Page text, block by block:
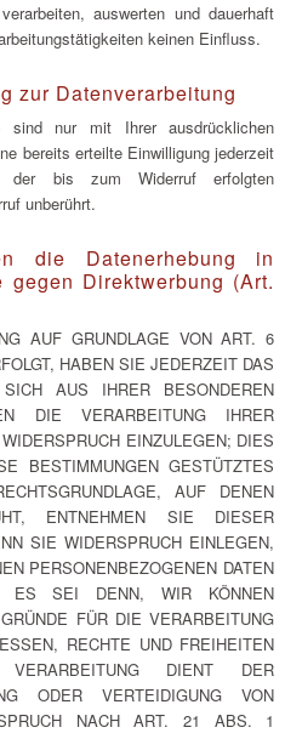
auswerten und dauerhaft
keinen Einfluss.
zur Datenverarbeitung
sind nur mit Ihrer ausdrücklichen
bereits erteilte Einwilligung jederzeit
der bis zum Widerruf erfolgten
unberührt.
die Datenerhebung in
Direktwerbung (Art.
AUF GRUNDLAGE VON ART. 6
HABEN SIE JEDERZEIT DAS
AUS IHRER BESONDEREN
DIE VERARBEITUNG IHRER
EINZULEGEN; DIES
BESTIMMUNGEN GESTÜTZTES
AUF DENEN
ENTNEHMEN SIE DIESER
SIE WIDERSPRUCH EINLEGEN,
PERSONENBEZOGENEN DATEN
ES SEI DENN, WIR KÖNNEN
FÜR DIE VERARBEITUNG
RECHTE UND FREIHEITEN
DIENT DER
ODER VERTEIDIGUNG VON
NACH ART. 21 ABS. 1